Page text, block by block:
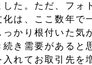
した。ただ、フォ
化は、ここ数年で
かり根付いた気
き需要があると
れてお取引先を